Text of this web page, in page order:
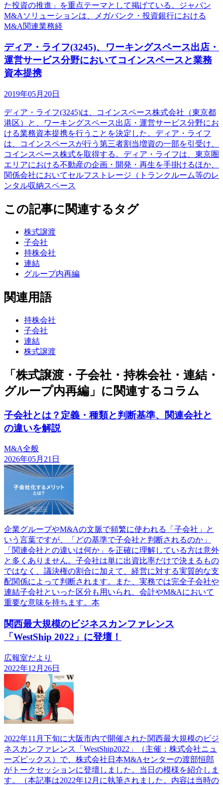
た投資の推進」を重点テーマとして掲げている。ジャパン
M&Aソリューションは、メガバンク・投資銀行における
M&A関連業務経
ディア・ライフ(3245)、ワーキングスペース出店・
運営サービス分野においてコインスペースと業務
資本提携
2019年05月20日
ディア・ライフ(3245)は、コインスペース株式会社（東京都
港区）と、ワーキングスペース出店・運営サービス分野にお
ける業務資本提携を行うことを決定した。ディア・ライフ
は、コインスペースが行う第三者割当増資の一部を引受け、
コインスペース株式を取得する。ディア・ライフは、東京圏
エリアにおける不動産の企画・開発・再生を手掛けるほか、
関係会社においてセルフストレージ（トランクルーム等のレ
ンタル収納スペース
この記事に関連するタグ
株式譲渡
子会社
持株会社
連結
グループ内再編
関連用語
持株会社
子会社
連結
株式譲渡
「株式譲渡・子会社・持株会社・連結・
グループ内再編」に関連するコラム
子会社とは？定義・種類と判断基準、関連会社と
の違いを解説
M&A全般
2026年05月21日
企業グループやM&Aの文脈で頻繁に使われる「子会社」と
いう言葉ですが、「どの基準で子会社と判断されるのか」
「関連会社との違いは何か」を正確に理解している方は意外
と多くありません。子会社は単に出資比率だけで決まるもの
ではなく、議決権の割合に加えて、経営に対する実質的な支
配関係によって判断されます。また、実務では完全子会社や
連結子会社といった区分も用いられ、会計やM&Aにおいて
重要な意味を持ちます。本
関西最大規模のビジネスカンファレンス
「WestShip 2022」に登壇！
広報室だより
2022年12月26日
2022年11月下旬に大阪市内で開催された関西最大規模のビジ
ネスカンファレンス「WestShip2022」（主催：株式会社ニュ
ーズピックス）で、株式会社日本M&Aセンターの渡部恒郎
がトークセッションに登壇しました。当日の模様を紹介しま
す。（本記事は2022年12月に執筆されました。内容は当時の